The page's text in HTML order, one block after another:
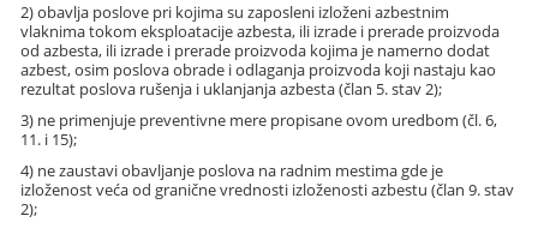
2) obavlja poslove pri kojima su zaposleni izloženi azbestnim
vlaknima tokom eksploatacije azbesta, ili izrade i prerade proizvoda
od azbesta, ili izrade i prerade proizvoda kojima je namerno dodat
azbest, osim poslova obrade i odlaganja proizvoda koji nastaju kao
rezultat poslova rušenja i uklanjanja azbesta (član 5. stav 2);
3) ne primenjuje preventivne mere propisane ovom uredbom (čl. 6,
11. i 15);
4) ne zaustavi obavljanje poslova na radnim mestima gde je
izloženost veća od granične vrednosti izloženosti azbestu (član 9. stav
2);